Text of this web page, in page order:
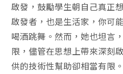
啟發，鼓勵學生朝自己真正
啟發者，也是生活家，你可
喝酒跳舞。然而，她也坦言
限，儘管在思想上帶來深刻
供的技術性幫助卻相當有限。